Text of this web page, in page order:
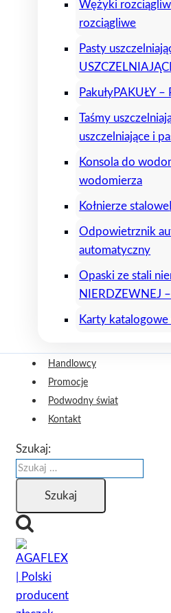
Wężyki
rozciągliwe
Pasty
PakułyPAKUŁY –
Taśmy
uszczelniające i
Konsola do
wodomierza
Kołnierze stalowe
Odpowietrznik
automatyczny
Opaski ze stali
NIERDZEWNEJ
Karty
Handlowcy
Promocje
Podwodny świat
Kontakt
Szukaj: